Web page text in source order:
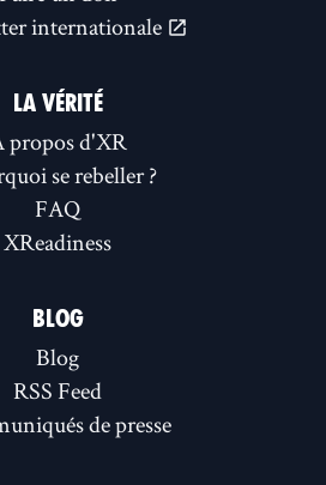
internationale
LA VÉRITÉ
propos d'XR
se rebeller ?
FAQ
XReadiness
BLOG
Blog
RSS Feed
de presse